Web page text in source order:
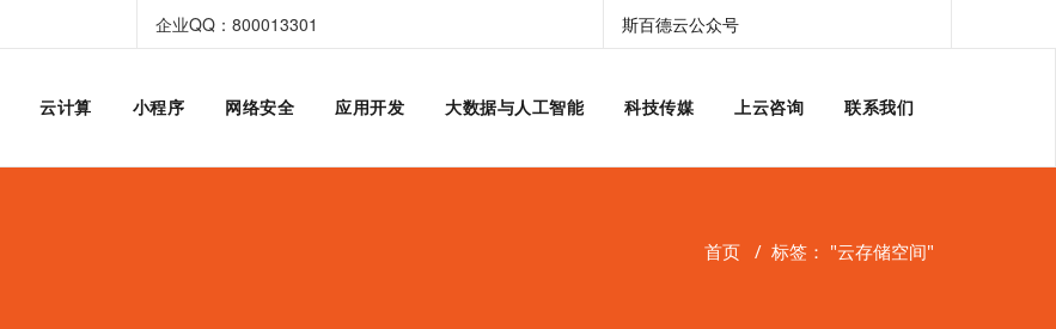
企业QQ：800013301 斯百德云公众号
云计算 小程序 网络安全 应用开发 大数据与人工智能 科技传媒 上云咨询 联系我们
首页 / 标签： "云存储空间"